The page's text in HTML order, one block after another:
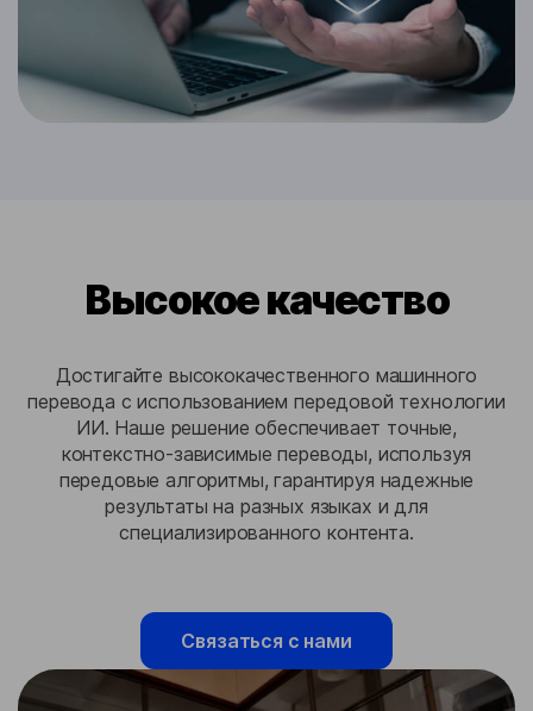
Высокое качество
Достигайте высококачественного машинного
перевода с использованием передовой технологии
ИИ. Наше решение обеспечивает точные,
контекстно-зависимые переводы, используя
передовые алгоритмы, гарантируя надежные
результаты на разных языках и для
специализированного контента.
Связаться с нами